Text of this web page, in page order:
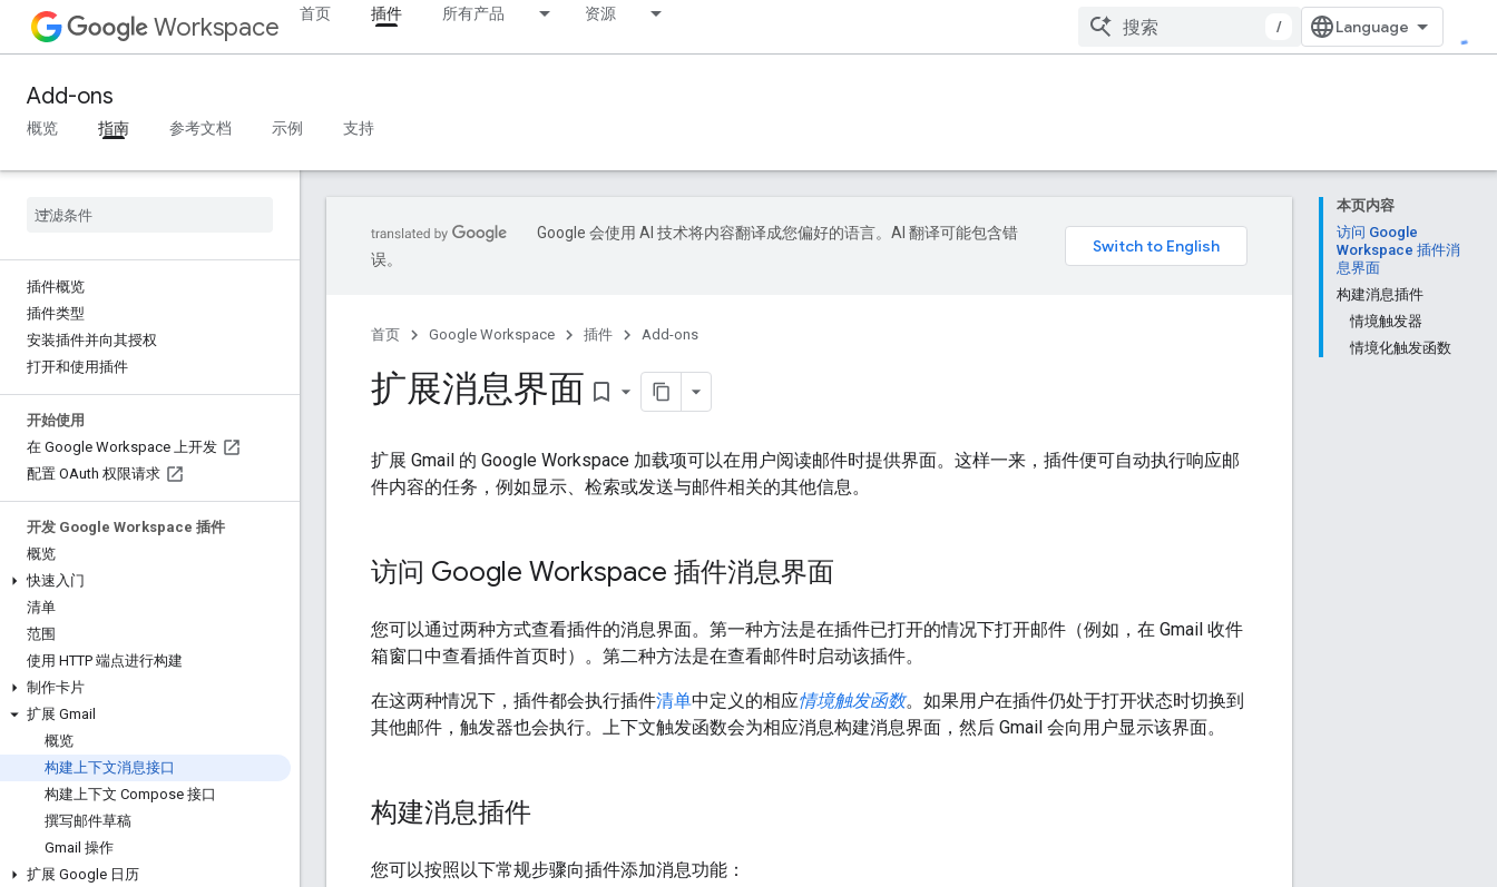
Workspace 首页 插件 所有产品 资源
/
Add-ons
概览 指南 参考文档 示例 支持
插件概览
插件类型
安装插件并向其授权
打开和使用插件
开始使用
在 Google Workspace 上开发
配置 OAuth 权限请求
开发 Google Workspace 插件
概览
快速入门
清单
范围
使用 HTTP 端点进行构建
制作卡片
扩展 Gmail
概览
构建上下文消息接口
构建上下文 Compose 接口
撰写邮件草稿
Gmail 操作
扩展 Google 日历
本页内容
访问 Google
Workspace 插件消
息界面
构建消息插件
情境触发器
情境化触发函数
Google 会使用 AI 技术将内容翻译成您偏好的语言。AI 翻译可能包含错
误。
首页 Google Workspace 插件 Add-ons
扩展消息界面 bookmark_border
扩展 Gmail 的 Google Workspace 加载项可以在用户阅读邮件时提供界面。这样一来，插件便可自动执行响应邮
件内容的任务，例如显示、检索或发送与邮件相关的其他信息。
访问 Google Workspace 插件消息界面
您可以通过两种方式查看插件的消息界面。第一种方法是在插件已打开的情况下打开邮件（例如，在 Gmail 收件
箱窗口中查看插件首页时）。第二种方法是在查看邮件时启动该插件。
在这两种情况下，插件都会执行插件清单中定义的相应情境触发函数。如果用户在插件仍处于打开状态时切换到
其他邮件，触发器也会执行。上下文触发函数会为相应消息构建消息界面，然后 Gmail 会向用户显示该界面。
构建消息插件
您可以按照以下常规步骤向插件添加消息功能：